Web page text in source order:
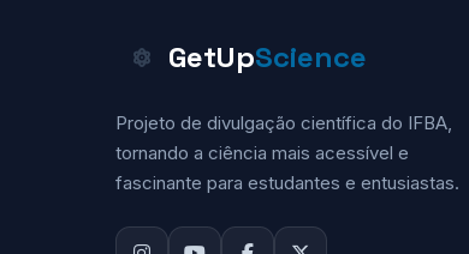
GetUpScience
Projeto de divulgação científica do IFBA,
tornando a ciência mais acessível e
fascinante para estudantes e entusiastas.